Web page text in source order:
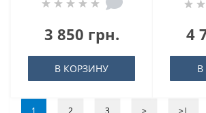
3 850 грн.
В КОРЗИНУ
4
1 2 3 > >|